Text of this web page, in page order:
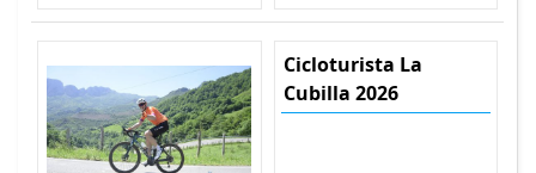
Cicloturista La
Cubilla 2026